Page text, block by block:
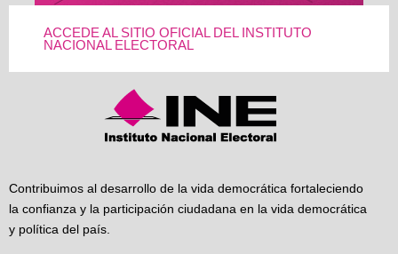
ACCEDE AL SITIO OFICIAL DEL INSTITUTO
NACIONAL ELECTORAL
Contribuimos al desarrollo de la vida democrática fortaleciendo
la confianza y la participación ciudadana en la vida democrática
y política del país.